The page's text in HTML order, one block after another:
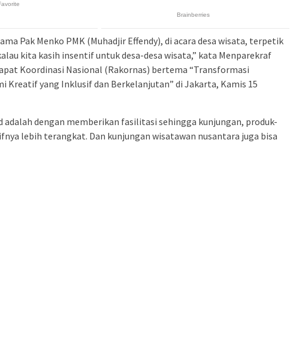
Pak Menko PMK (Muhadjir Effendy), di acara desa wisata, terpetik
kita kasih insentif untuk desa-desa wisata,” kata Menparekraf
Koordinasi Nasional (Rakornas) bertema “Transformasi
Kreatif yang Inklusif dan Berkelanjutan” di Jakarta, Kamis 15
adalah dengan memberikan fasilitasi sehingga kunjungan, produk-
lebih terangkat. Dan kunjungan wisatawan nusantara juga bisa